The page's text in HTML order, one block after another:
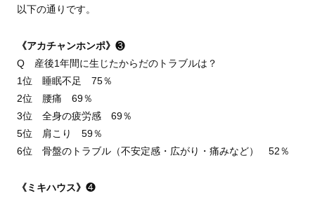
以下の通りです。
《アカチャンホンポ》 ❸
Q 産後1年間に生じたからだのトラブルは？
1位 睡眠不足 75％
2位 腰痛 69％
3位 全身の疲労感 69％
5位 肩こり 59％
6位 骨盤のトラブル（不安定感・広がり・痛みなど） 52％
《ミキハウス》 ❹